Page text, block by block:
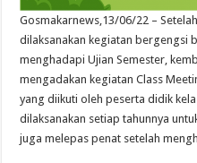
Gosmakarnews,13/06/22 –
dilaksanakan kegiatan bergengsi
menghadapi Ujian Semester,
mengadakan kegiatan Class
yang diikuti oleh peserta didik
dilaksanakan setiap tahunnya
juga melepas penat setelah